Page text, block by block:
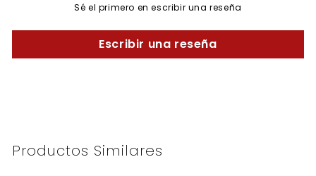
Sé el primero en escribir una reseña
Escribir una reseña
Productos Similares